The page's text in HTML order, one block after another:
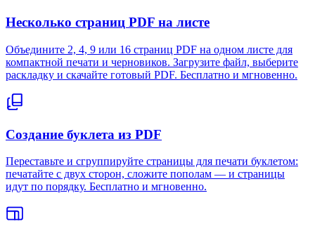
Несколько страниц PDF на листе
Объедините 2, 4, 9 или 16 страниц PDF на одном листе для
компактной печати и черновиков. Загрузите файл, выберите
раскладку и скачайте готовый PDF. Бесплатно и мгновенно.
Создание буклета из PDF
Переставьте и сгруппируйте страницы для печати буклетом:
печатайте с двух сторон, сложите пополам — и страницы
идут по порядку. Бесплатно и мгновенно.